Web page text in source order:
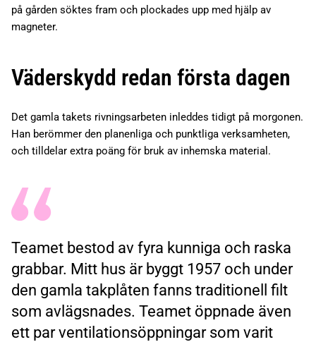
på gården söktes fram och plockades upp med hjälp av
magneter.
Väderskydd redan första dagen
Det gamla takets rivningsarbeten inleddes tidigt på morgonen.
Han berömmer den planenliga och punktliga verksamheten,
och tilldelar extra poäng för bruk av inhemska material.
Teamet bestod av fyra kunniga och raska
grabbar. Mitt hus är byggt 1957 och under
den gamla takplåten fanns traditionell filt
som avlägsnades. Teamet öppnade även
ett par ventilationsöppningar som varit